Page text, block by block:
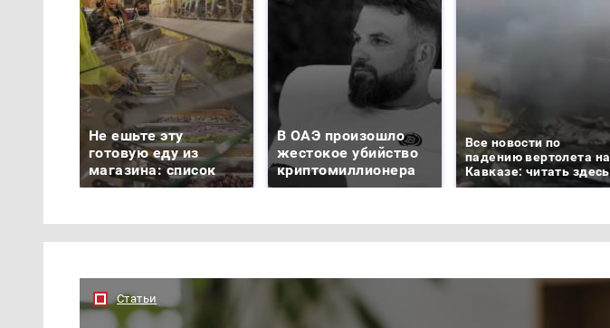
Не ешьте эту
готовую еду из
магазина: список
В ОАЭ произошло
жестокое убийство
криптомиллионера
Все новости по
падению вертолета на
Кавказе: читать здесь
Статьи